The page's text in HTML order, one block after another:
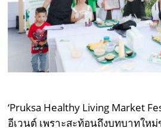
‘Pruksa Healthy Living Market
อีเวนต์ เพราะสะท้อนถึงบทบาทให